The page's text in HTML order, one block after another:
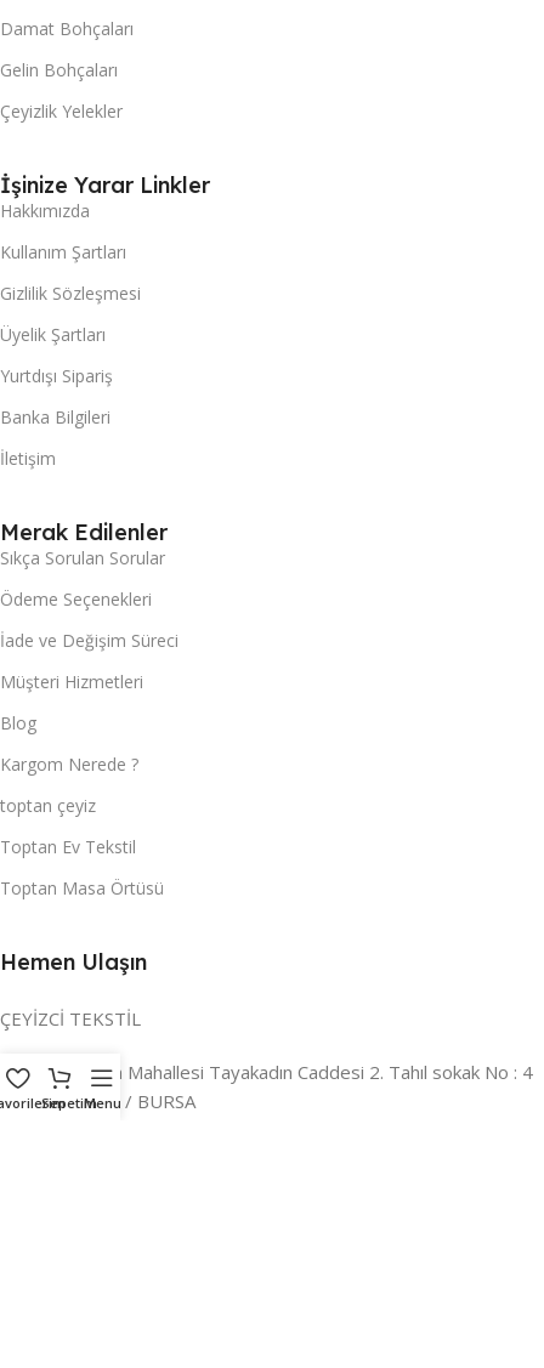
Damat Bohçaları
Gelin Bohçaları
Çeyizlik Yelekler
İşinize Yarar Linkler
Hakkımızda
Kullanım Şartları
Gizlilik Sözleşmesi
Üyelik Şartları
Yurtdışı Sipariş
Banka Bilgileri
İletişim
Merak Edilenler
Sıkça Sorulan Sorular
Ödeme Seçenekleri
İade ve Değişim Süreci
Müşteri Hizmetleri
Blog
Kargom Nerede ?
toptan çeyiz
Toptan Ev Tekstil
Toptan Masa Örtüsü
Hemen Ulaşın
ÇEYİZCİ TEKSTİL
Adres:Reyhan Mahallesi Tayakadın Caddesi 2. Tahıl sokak No : 4
/ a Osmangazi / BURSA
SepetimMenu